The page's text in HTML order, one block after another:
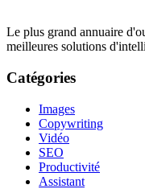
Le plus grand annuaire
meilleures solutions
Catégories
Images
Copywriting
Vidéo
SEO
Productivité
Assistant